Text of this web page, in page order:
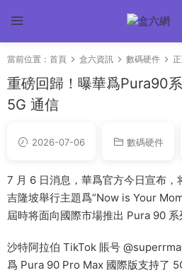
當前位置： 首頁 盒六資訊 數碼硬件
重磅回歸！曝華爲Pura90
5G 通信
2026-07-06 數碼硬件
7 月 6 日消息，華爲官方今日宣布，
吉隆坡舉行主題爲“Now is Your
屆時将面向國際市場推出 Pura 90 系
沙特阿拉伯 TikTok 賬号
爲 Pura 90 Pro Max 國際版支持了